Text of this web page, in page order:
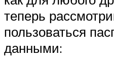
теперь
пользоваться
данными: